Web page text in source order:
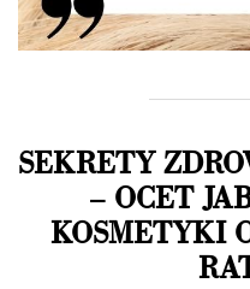
SEKRETY
– OCET
KOSMETYKI